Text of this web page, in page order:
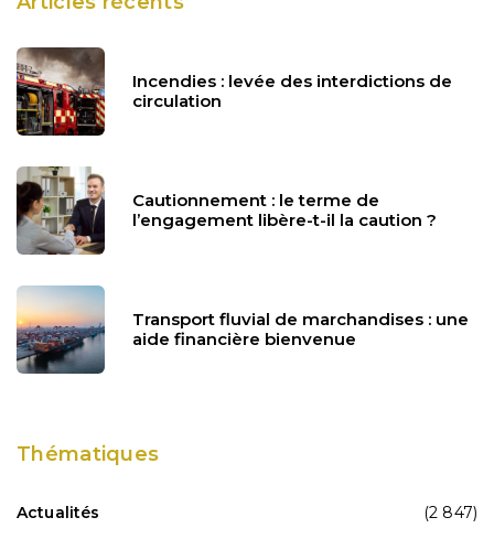
Incendies : levée des interdictions de
circulation
Cautionnement : le terme de
l’engagement libère-t-il la caution ?
Transport fluvial de marchandises : une
aide financière bienvenue
Thématiques
Actualités
(2 847)